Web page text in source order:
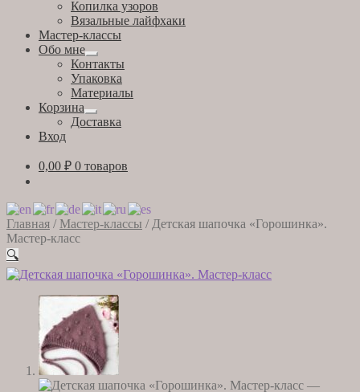
меню
Копилка узоров
Вязальные лайфхаки
Мастер-классы
Обо мне
Развернутое
вложенное
меню
Контакты
Упаковка
Материалы
Корзина
Развернутое
вложенное
Доставка
Вход
0,00 ₽ 0 товаров
Главная / Мастер-классы / Детская шапочка «Горошинка».
Мастер-класс
🔍